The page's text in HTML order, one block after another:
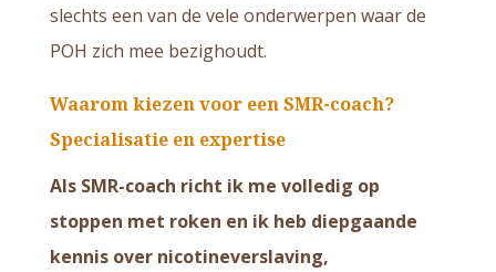
slechts een van de vele onderwerpen waar de
POH zich mee bezighoudt.
Waarom kiezen voor een SMR-coach?
Specialisatie en expertise
Als SMR-coach richt ik me volledig op
stoppen met roken en ik heb diepgaande
kennis over nicotineverslaving,